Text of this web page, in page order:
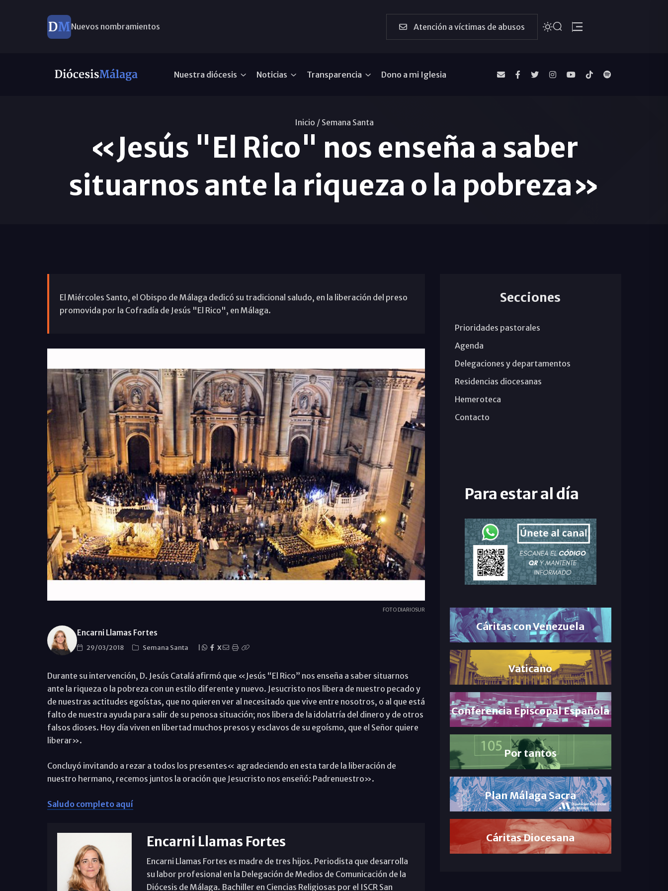
Nuevos nombramientos Atención a víctimas de abusos
Nuestra diócesis Noticias Transparencia Dono a mi Iglesia
Inicio / Semana Santa
«Jesús "El Rico" nos enseña a saber
situarnos ante la riqueza o la pobreza»
El Miércoles Santo, el Obispo de Málaga dedicó su tradicional saludo, en la liberación del preso
promovida por la Cofradía de Jesús "El Rico", en Málaga.
FOTO DIARIOSUR
Encarni Llamas Fortes
29/03/2018 Semana Santa X
Durante su intervención, D. Jesús Catalá afirmó que «Jesús “El Rico” nos enseña a saber situarnos
ante la riqueza o la pobreza con un estilo diferente y nuevo. Jesucristo nos libera de nuestro pecado y
de nuestras actitudes egoístas, que no quieren ver al necesitado que vive entre nosotros, o al que está
falto de nuestra ayuda para salir de su penosa situación; nos libera de la idolatría del dinero y de otros
falsos dioses. Hoy día viven en libertad muchos presos y esclavos de su egoísmo, que el Señor quiere
liberar».
Concluyó invitando a rezar a todos los presentes« agradeciendo en esta tarde la liberación de
nuestro hermano, recemos juntos la oración que Jesucristo nos enseñó: Padrenuestro».
Saludo completo aquí
Encarni Llamas Fortes
Encarni Llamas Fortes es madre de tres hijos. Periodista que desarrolla
su labor profesional en la Delegación de Medios de Comunicación de la
Diócesis de Málaga. Bachiller en Ciencias Religiosas por el ISCR San
Secciones
Prioridades pastorales
Agenda
Delegaciones y departamentos
Residencias diocesanas
Hemeroteca
Contacto
Para estar al día
Cáritas con Venezuela
Vaticano
Conferencia Episcopal Española
Por tantos
Plan Málaga Sacra
Cáritas Diocesana